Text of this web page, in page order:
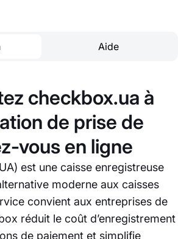
Aide
checkbox.ua à
de prise de
vous en ligne
est une caisse enregistreuse
moderne aux caisses
convient aux entreprises de
réduit le coût d’enregistrement
de paiement et simplifie